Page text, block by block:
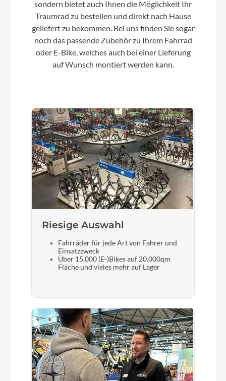
sondern bietet auch Ihnen die Möglichkeit Ihr
Traumrad zu bestellen und direkt nach Hause
geliefert zu bekommen. Bei uns finden Sie sogar
noch das passende Zubehör zu Ihrem Fahrrad
oder E-Bike, welches auch bei einer Lieferung
auf Wunsch montiert werden kann.
Riesige Auswahl
Fahrräder für jede Art von Fahrer und
Einsatzzweck
Über 15.000 (E-)Bikes auf 20.000qm
Fläche und vieles mehr auf Lager